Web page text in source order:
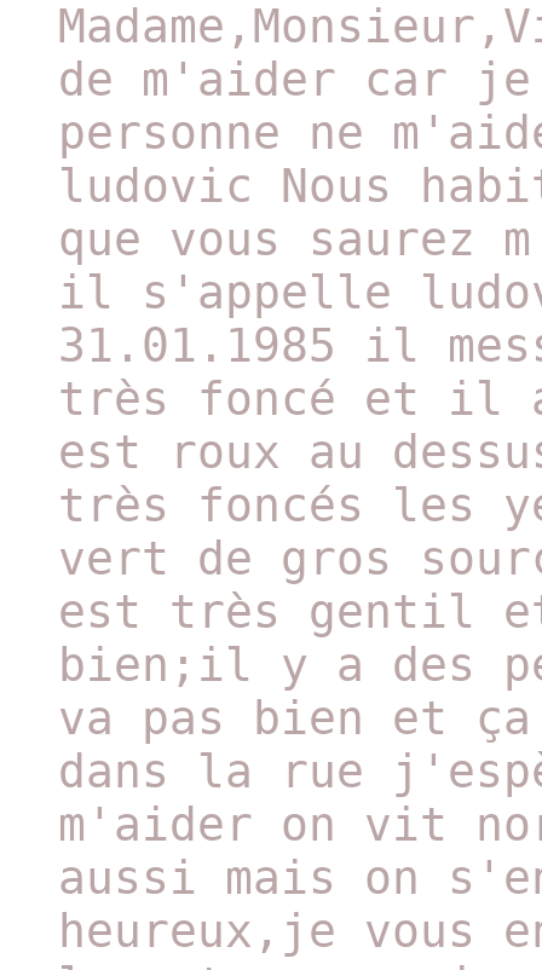
de m'aider car je
personne ne
ludovic Nous
que vous saurez
il s'appelle
31.01.1985 il
très foncé et il
est roux au
très foncés les
vert de gros
est très gentil
bien;il y a des
va pas bien et
dans la rue
m'aider on vit
aussi mais on
heureux,je vous